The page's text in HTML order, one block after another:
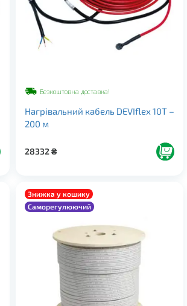
Безкоштовна доставка!
Нагрівальний кабель DEVIflex 10Т –
200 м
28332₴
Знижка у кошику
Саморегулюючий